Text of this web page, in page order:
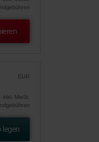
EUR
inkl. MwSt.
legen